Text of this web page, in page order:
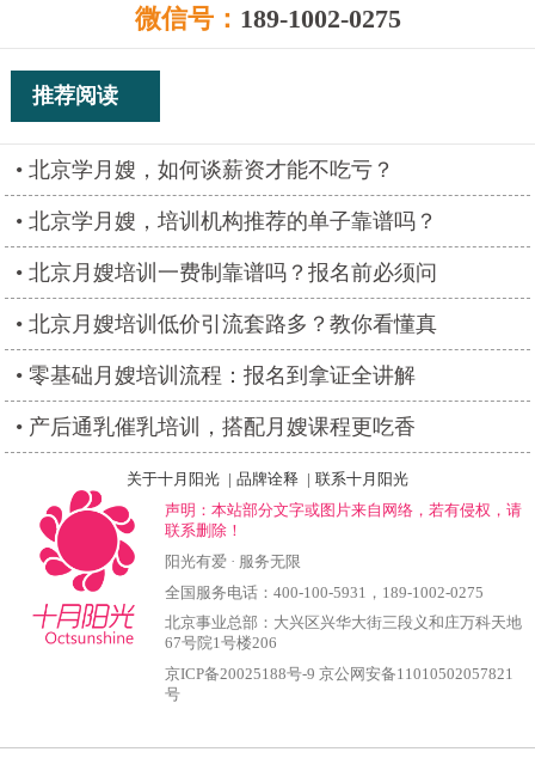
微信号： 189-1002-0275
推荐阅读
北京学月嫂，如何谈薪资才能不吃亏？
北京学月嫂，培训机构推荐的单子靠谱吗？
北京月嫂培训一费制靠谱吗？报名前必须问
北京月嫂培训低价引流套路多？教你看懂真
零基础月嫂培训流程：报名到拿证全讲解
产后通乳催乳培训，搭配月嫂课程更吃香
关于十月阳光 | 品牌诠释 | 联系十月阳光
声明：本站部分文字或图片来自网络，若有侵权，请
联系删除！
阳光有爱 · 服务无限
全国服务电话： 400-100-5931
，189-1002-0275
北京事业总部：大兴区兴华大街三段义和庄万科天地
67号院1号楼206
京ICP备20025188号-9 京公网安备11010502057821
号